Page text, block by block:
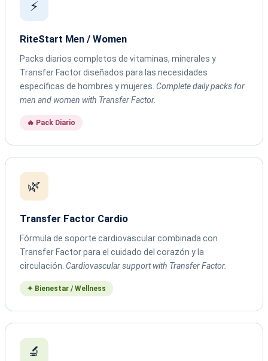
⚡
RiteStart Men / Women
Packs diarios completos de vitaminas, minerales y
Transfer Factor diseñados para las necesidades
específicas de hombres y mujeres. Complete daily packs for
men and women with Transfer Factor.
🔥 Pack Diario
🌿
Transfer Factor Cardio
Fórmula de soporte cardiovascular combinada con
Transfer Factor para el cuidado del corazón y la
circulación. Cardiovascular support with Transfer Factor.
✦ Bienestar / Wellness
🔬